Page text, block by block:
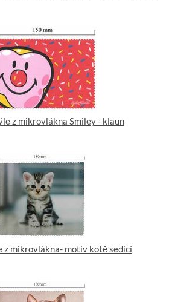
z mikrovlákna Smiley - klaun
z mikrovlákna- motiv kotě sedící